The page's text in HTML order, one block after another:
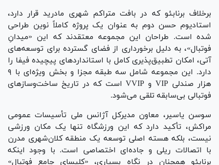
برخلاف برنابئو که در بافت متراکم شهری مادرید قرار دارد،
استادیوم حسن دوم به عنوان یک پروژه کاملاً نوین طراحی
شده است. طراحان این مجموعه معتقدند که این «میدانِ
فوتبال»، به دلیل برخورداری از فضای گسترده برای توسعه‌های
آتی، امکان تطبیق‌پذیری کامل با استاندارد‌های پیچیده فیفا را
دارد. این مجموعه شامل سه طبقه مجزا و بخش ویژه‌ای با ۹
هزار صندلی VIP و VVIP است که در تاریخ ساخت‌وساز‌های
فوتبالی بی‌سابقه تلقی می‌شود.
سوسن یاسیر، معاون مدیرکل آژانس ملی تأسیسات عمومی
مراکش، تأکید دارد که این ورزشگاه تنها یک مکان ورزشی
نیست، بلکه هسته اصلی توسعه یک منطقه کلان‌شهری مدرن
با اتصالات ریلی و جاده‌ای اختصاصی است. با وجود اینکه
برنابئو همچنان در نگاه بسیاری، «کلیسای جامع فوتبال»